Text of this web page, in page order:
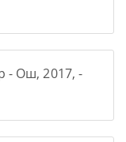
- Ош, 2017, -